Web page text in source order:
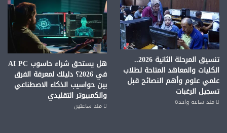
تنسيق المرحلة الثانية 2026..
الكليات والمعاهد المتاحة لطلاب
علمي علوم وأهم النصائح قبل
تسجيل الرغبات
منذ ساعة واحدة
هل يستحق شراء حاسوب AI PC
في 2026؟ دليلك لمعرفة الفرق
بين حواسيب الذكاء الاصطناعي
والكمبيوتر التقليدي
منذ ساعتين